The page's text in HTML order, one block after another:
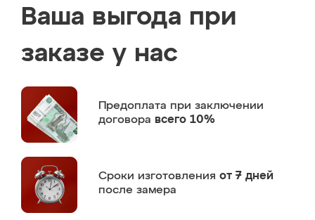
Ваша выгода при
заказе у нас
Предоплата при заключении
договора всего 10%
Сроки изготовления от 7 дней
после замера